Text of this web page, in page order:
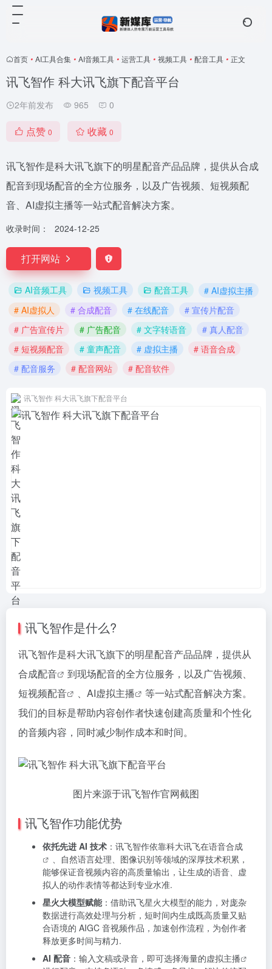
首页 • AI工具合集 • AI音频工具 • 运营工具 • 视频工具 • 配音工具 • 正文
讯飞智作 科大讯飞旗下配音平台
2年前发布 965 0
点赞 0 收藏 0
讯飞智作是科大讯飞旗下的明星配音产品品牌，提供从合成
配音到现场配音的全方位服务，以及广告视频、短视频配
音、AI虚拟主播等一站式配音解决方案。
收录时间： 2024-12-25
打开网站
AI音频工具 视频工具 配音工具
# AI虚拟主播
# AI虚拟人
# 合成配音 # 在线配音
# 宣传片配音
# 广告宣传片
# 广告配音 # 文字转语音
# 真人配音
# 短视频配音
# 童声配音 # 虚拟主播
# 语音合成
# 配音服务
# 配音网站 # 配音软件
讯飞智作 科大讯飞旗下配音平台
讯飞智作是什么?
讯飞智作是科大讯飞旗下的明星配音产品品牌，提供从
合成配音
到现场配音的全方位服务，以及广告视频、
短视频配音
、 AI虚拟主播
等一站式配音解决方案。
我们的目标是帮助内容创作者快速创建高质量和个性化
的音频内容，同时减少制作成本和时间。
图片来源于讯飞智作官网截图
讯飞智作功能优势
依托先进 AI 技术 ：讯飞智作依靠科大讯飞在语音合成
、自然语言处理、图像识别等领域的深厚技术积累，
能够保证音视频内容的高质量输出，让生成的语音、虚
拟人的动作表情等都达到专业水准.
星火大模型赋能：借助讯飞星火大模型的能力，对庞杂
数据进行高效处理与分析，短时间内生成既高质量又贴
合语境的 AIGC 音视频作品，加速创作流程，为创作者
释放更多时间与精力.
AI 配音 ：输入文稿或录音，即可选择海量的虚拟主播